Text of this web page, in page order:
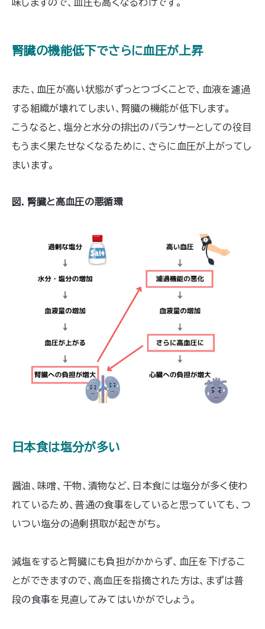
味しますので、血圧も高くなるわけです。
腎臓の機能低下でさらに血圧が上昇
また、血圧が高い状態がずっとつづくことで、血液を濾過
する組織が壊れてしまい、腎臓の機能が低下します。
こうなると、塩分と水分の排出のバランサーとしての役目
もうまく果たせなくなるために、さらに血圧が上がってし
まいます。
図．腎臓と高血圧の悪循環
日本食は塩分が多い
醤油、味噌、干物、漬物など、日本食には塩分が多く使わ
れているため、普通の食事をしていると思っていても、つ
いつい塩分の過剰摂取が起きがち。
減塩をすると腎臓にも負担がかからず、血圧を下げるこ
とができますので、高血圧を指摘された方は、まずは普
段の食事を見直してみてはいかがでしょう。